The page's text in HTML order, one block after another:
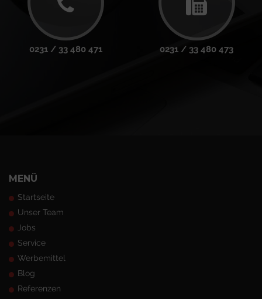
0231 / 33 480 471 0231 / 33 480 473
MENÜ
Startseite
Unser Team
Jobs
Service
Werbemittel
Blog
Referenzen